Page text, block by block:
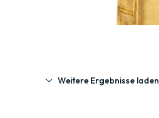
Weitere Ergebnisse laden